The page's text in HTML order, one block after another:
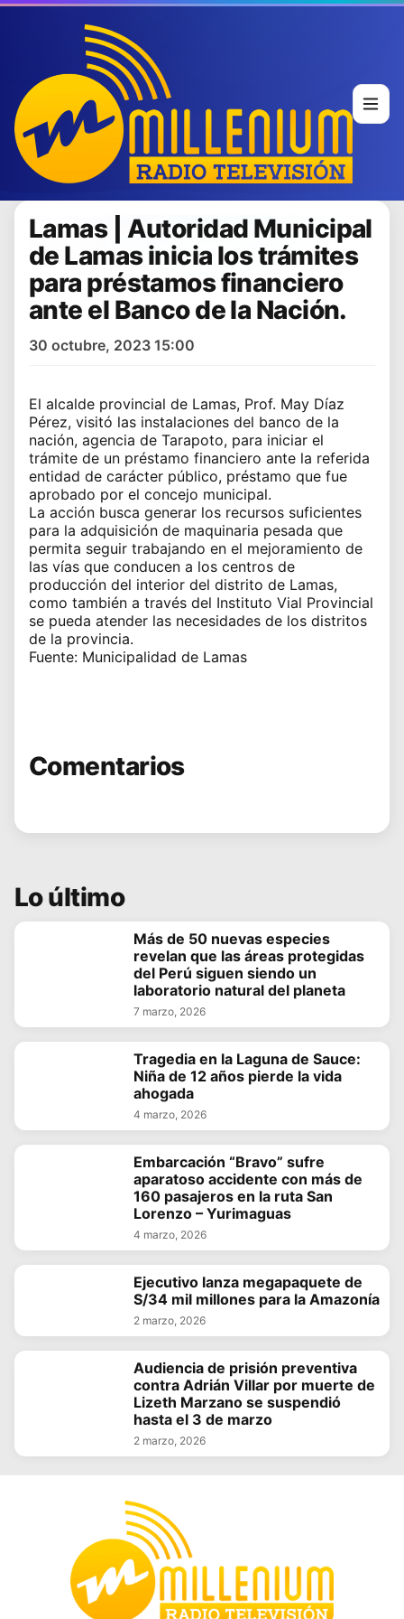
Lamas | Autoridad Municipal
de Lamas inicia los trámites
para préstamos financiero
ante el Banco de la Nación.
30 octubre, 2023 15:00
El alcalde provincial de Lamas, Prof. May Díaz
Pérez, visitó las instalaciones del banco de la
nación, agencia de Tarapoto, para iniciar el
trámite de un préstamo financiero ante la referida
entidad de carácter público, préstamo que fue
aprobado por el concejo municipal.
La acción busca generar los recursos suficientes
para la adquisición de maquinaria pesada que
permita seguir trabajando en el mejoramiento de
las vías que conducen a los centros de
producción del interior del distrito de Lamas,
como también a través del Instituto Vial Provincial
se pueda atender las necesidades de los distritos
de la provincia.
Fuente: Municipalidad de Lamas
Comentarios
Lo último
Más de 50 nuevas especies
revelan que las áreas protegidas
del Perú siguen siendo un
laboratorio natural del planeta
7 marzo, 2026
Tragedia en la Laguna de Sauce:
Niña de 12 años pierde la vida
ahogada
4 marzo, 2026
Embarcación “Bravo” sufre
aparatoso accidente con más de
160 pasajeros en la ruta San
Lorenzo – Yurimaguas
4 marzo, 2026
Ejecutivo lanza megapaquete de
S/34 mil millones para la Amazonía
2 marzo, 2026
Audiencia de prisión preventiva
contra Adrián Villar por muerte de
Lizeth Marzano se suspendió
hasta el 3 de marzo
2 marzo, 2026